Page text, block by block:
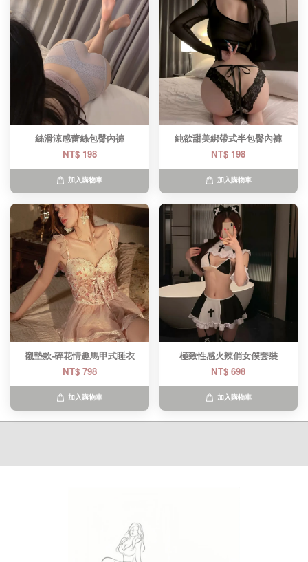
絲滑涼感蕾絲包臀內褲
NT$ 198
加入購物車
純欲甜美綁帶式半包臀內褲
NT$ 198
加入購物車
襯墊款-碎花情趣馬甲式睡衣
NT$ 798
加入購物車
極致性感火辣俏女僕套裝
NT$ 698
加入購物車